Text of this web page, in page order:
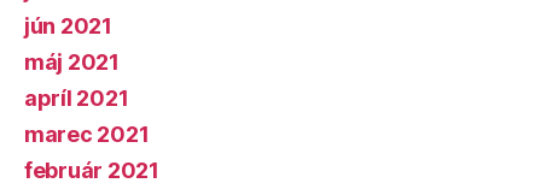
jún 2021
máj 2021
apríl 2021
marec 2021
február 2021